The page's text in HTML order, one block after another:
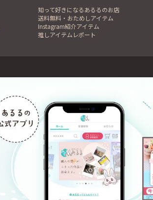
知って好きになるあるるのお店
送料無料・おためしアイテム
Instagram紹介アイテム
推しアイテムレポート